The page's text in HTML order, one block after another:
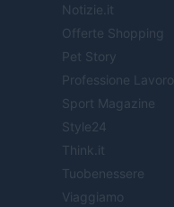
Notizie.it
Offerte Shopping
Pet Story
Professione Lavoro
Sport Magazine
Style24
Think.it
Tuobenessere
Viaggiamo